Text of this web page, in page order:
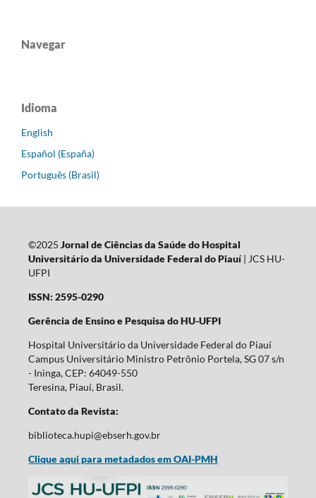
Navegar
Idioma
English
Español (España)
Português (Brasil)
©2025 Jornal de Ciências da Saúde do Hospital
Universitário da Universidade Federal do Piauí| JCS HU-
UFPI
ISSN: 2595-0290
Gerência de Ensino e Pesquisa do HU-UFPI
Hospital Universitário da Universidade Federal do Piauí
Campus Universitário Ministro Petrônio Portela, SG 07 s/n
- Ininga, CEP: 64049-550
Teresina, Piauí, Brasil.
Contato da Revista:
biblioteca.hupi@ebserh.gov.br
Clique aqui para metadados em OAI-PMH